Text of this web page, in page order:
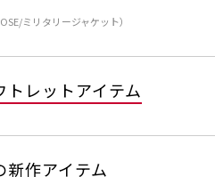
ミリタリージャケット）
トレットアイテム
新作アイテム